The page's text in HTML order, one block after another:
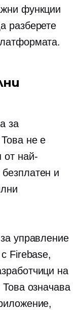
функции
разберете
за
не е
от най-
и
управление
Firebase,
на
означава